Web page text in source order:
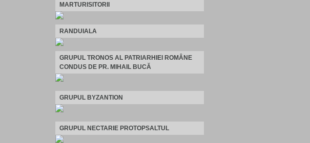
MARTURISITORII
RANDUIALA
GRUPUL TRONOS AL PATRIARHIEI ROMÂNE
CONDUS DE PR. MIHAIL BUCĂ
GRUPUL BYZANTION
GRUPUL NECTARIE PROTOPSALTUL